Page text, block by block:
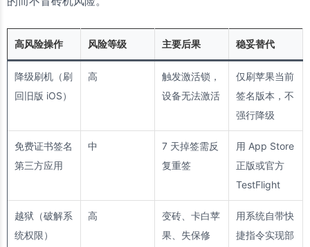
高风险操作 风险等级 主要后果 稳妥替代
降级刷机（刷
回旧版 iOS）
高
触发激活锁，
设备无法激活
仅刷苹果当前
签名版本，不
强行降级
免费证书签名
第三方应用
中
7 天掉签需反
复重签
用 App Store
正版或官方
TestFlight
越狱（破解系
统权限）
高
变砖、卡白苹
果、失保修
用系统自带快
捷指令实现部